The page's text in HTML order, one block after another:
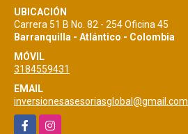
UBICACIÓN
Carrera 51 B No. 82 - 254 Oficina 45
Barranquilla - Atlántico - Colombia
MÓVIL
3184559431
EMAIL
inversionesasesoriasglobal@gmail.com
FacebookInstagram